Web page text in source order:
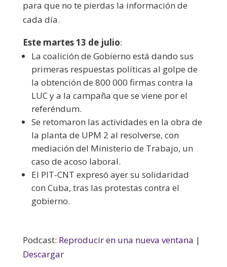
para que no te pierdas la información de
cada día.
Este martes 13 de julio:
La coalición de Gobierno está dando sus
primeras respuestas políticas al golpe de
la obtención de 800 000 firmas contra la
LUC y a la campaña que se viene por el
referéndum.
Se retomaron las actividades en la obra de
la planta de UPM 2 al resolverse, con
mediación del Ministerio de Trabajo, un
caso de acoso laboral.
El PIT-CNT expresó ayer su solidaridad
con Cuba, tras las protestas contra el
gobierno.
Podcast: Reproducir en una nueva ventana |
Descargar